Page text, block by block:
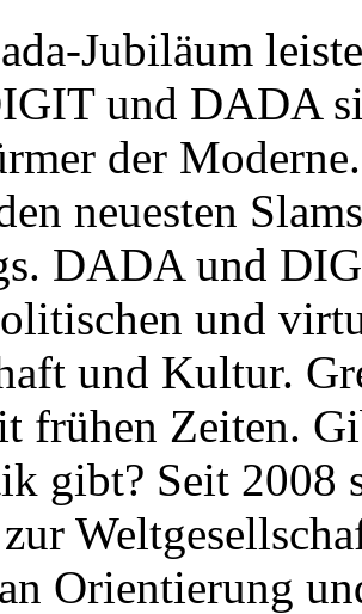
Jubiläum
und DADA
der
neuesten
DADA und
und
und Kultur.
frühen Zeiten.
gibt? Seit 2008
Orientierung